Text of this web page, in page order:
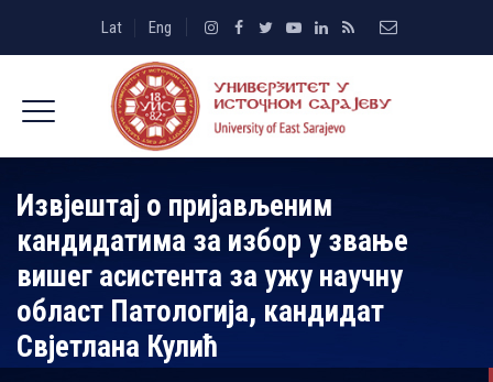
Lat Eng
Извјештај о пријављеним
кандидатима за избор у звање
вишег асистента за ужу научну
област Патологија, кандидат
Свјетлана Кулић